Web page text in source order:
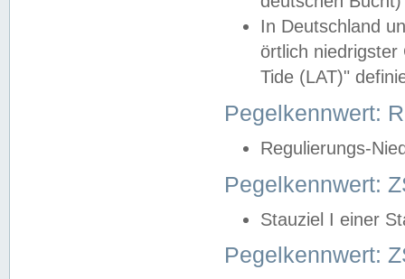
In Deutschland
örtlich
Tide (LAT)"
Pegelkennwert:
Regulierungs-
Pegelkennwert:
Stauziel I einer
Pegelkennwert: